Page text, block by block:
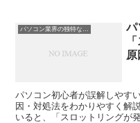
パソコン業界の独特な言い回し
パ
パソコン初心者が誤解しやす
因・対処法をわかりやすく解
いると、「スロットリングが